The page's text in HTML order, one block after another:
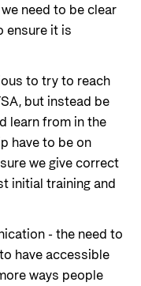
need to be clear
ensure it is
to try to reach
but instead be
learn from in the
have to be on
we give correct
initial training and
- the need to
have accessible
ways people